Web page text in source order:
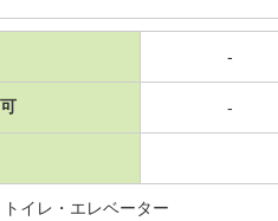
-
-
イレ・エレベーター